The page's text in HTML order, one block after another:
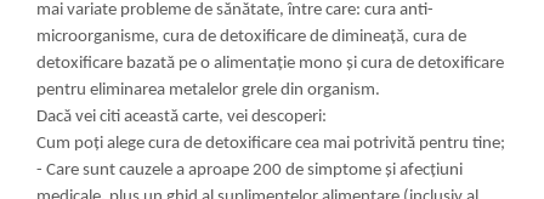
mai variate probleme de sănătate, între care: cura anti-
microorganisme, cura de detoxificare de dimineaţă, cura de
detoxificare bazată pe o alimentaţie mono şi cura de detoxificare
pentru eliminarea metalelor grele din organism.
Dacă vei citi această carte, vei descoperi:
Cum poţi alege cura de detoxificare cea mai potrivită pentru tine;
- Care sunt cauzele a aproape 200 de simptome şi afecţiuni